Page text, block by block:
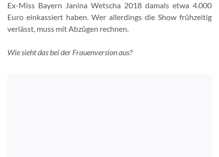
Ex-Miss Bayern Janina Wetscha 2018 damals etwa 4.000
Euro einkassiert haben. Wer allerdings die Show frühzeitig
verlässt, muss mit Abzügen rechnen.
Wie sieht das bei der Frauenversion aus?